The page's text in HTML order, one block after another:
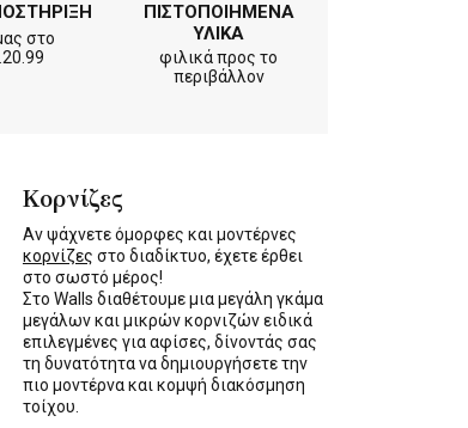
στο
ΠΙΣΤΟΠΟΙΗΜΕΝΑ
ΥΛΙΚΑ
φιλικά προς το
περιβάλλον
Κορνίζες
Αν ψάχνετε όμορφες και μοντέρνες
κορνίζες στο διαδίκτυο, έχετε έρθει
στο σωστό μέρος!
Στο Walls διαθέτουμε μια μεγάλη γκάμα
μεγάλων και μικρών κορνιζών ειδικά
επιλεγμένες για αφίσες, δίνοντάς σας
τη δυνατότητα να δημιουργήσετε την
πιο μοντέρνα και κομψή διακόσμηση
τοίχου.